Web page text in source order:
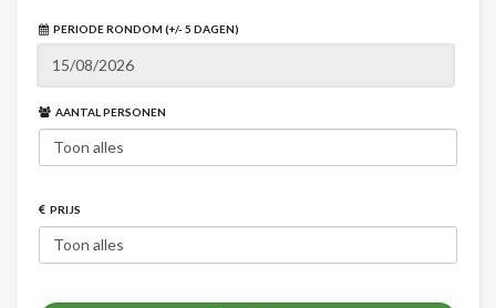
PERIODE RONDOM (+/- 5 DAGEN)
AANTAL PERSONEN
PRIJS